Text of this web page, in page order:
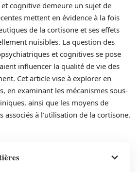
cognitive demeure un sujet de
mettent en évidence à la fois
de la cortisone et ses effets
nuisibles. La question des
et cognitives se pose
influencer la qualité de vie des
Cet article vise à explorer en
en examinant les mécanismes sous-
ainsi que les moyens de
associés à l’utilisation de la cortisone.